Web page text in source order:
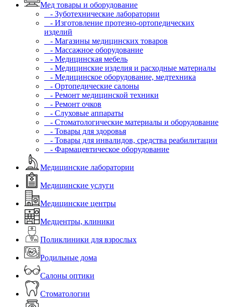
Мед товары и оборудование
- Зуботехнические лаборатории
- Изготовление протезно-ортопедических
изделий
- Магазины медицинских товаров
- Массажное оборудование
- Медицинская мебель
- Медицинские изделия и расходные материалы
- Медицинское оборудование, медтехника
- Ортопедические салоны
- Ремонт медицинской техники
- Ремонт очков
- Слуховые аппараты
- Стоматологические материалы и оборудование
- Товары для здоровья
- Товары для инвалидов, средства реабилитации
- Фармацевтическое оборудование
Медицинские лаборатории
Медицинские услуги
Медицинские центры
Медцентры, клиники
Поликлиники для взрослых
Родильные дома
Салоны оптики
Стоматологии